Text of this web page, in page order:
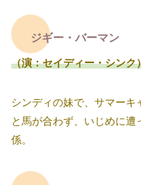
ジギー・バーマン
（演：セイディー・シンク
シンディの妹で、サマーキ
と馬が合わず、いじめに
係。